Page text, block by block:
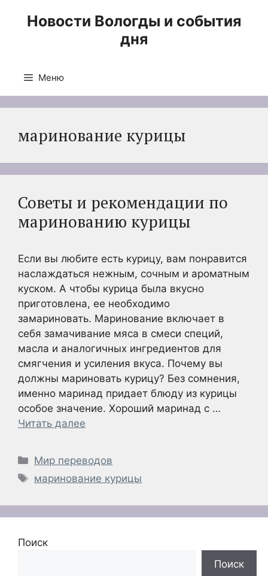
Новости Вологды и события
дня
Меню
маринование курицы
Советы и рекомендации по
маринованию курицы
Если вы любите есть курицу, вам понравится
наслаждаться нежным, сочным и ароматным
куском. А чтобы курица была вкусно
приготовлена, ее необходимо
замариновать. Маринование включает в
себя замачивание мяса в смеси специй,
масла и аналогичных ингредиентов для
смягчения и усиления вкуса. Почему вы
должны мариновать курицу? Без сомнения,
именно маринад придает блюду из курицы
особое значение. Хороший маринад с …
Читать далее
Рубрики
Мир переводов
Метки
маринование курицы
Поиск
Поиск